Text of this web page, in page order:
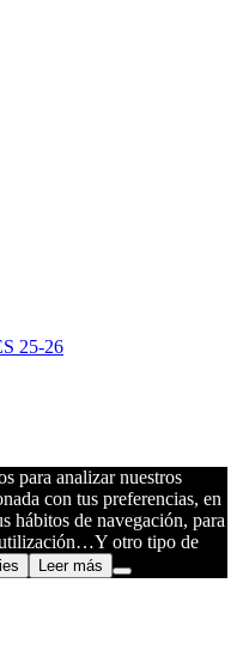
25-26
para analizar nuestros
con tus preferencias, en
hábitos de navegación, para
utilización…Y otro tipo de
Leer más